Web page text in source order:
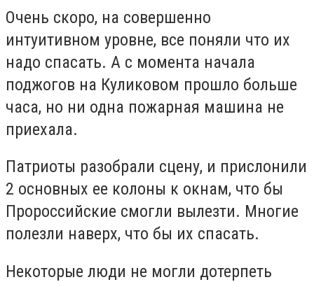
Очень скоро, на совершенно
интуитивном уровне, все поняли что их
надо спасать. А с момента начала
поджогов на Куликовом прошло больше
часа, но ни одна пожарная машина не
приехала.
Патриоты разобрали сцену, и прислонили
2 основных ее колоны к окнам, что бы
Пророссийские смогли вылезти. Многие
полезли наверх, что бы их спасать.
Некоторые люди не могли дотерпеть